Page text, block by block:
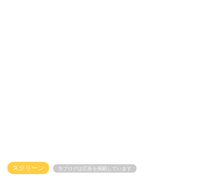
スクリーン 当ブログは広告を掲載しています